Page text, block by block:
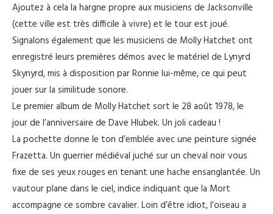
Ajoutez à cela la hargne propre aux musiciens de Jacksonville
(cette ville est très difficile à vivre) et le tour est joué.
Signalons également que les musiciens de Molly Hatchet ont
enregistré leurs premières démos avec le matériel de Lynyrd
Skynyrd, mis à disposition par Ronnie lui-même, ce qui peut
jouer sur la similitude sonore.
Le premier album de Molly Hatchet sort le 28 août 1978, le
jour de l’anniversaire de Dave Hlubek. Un joli cadeau !
La pochette donne le ton d’emblée avec une peinture signée
Frazetta. Un guerrier médiéval juché sur un cheval noir vous
fixe de ses yeux rouges en tenant une hache ensanglantée. Un
vautour plane dans le ciel, indice indiquant que la Mort
accompagne ce sombre cavalier. Loin d’être idiot, l’oiseau a